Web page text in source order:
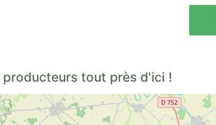
tout près d'ici !